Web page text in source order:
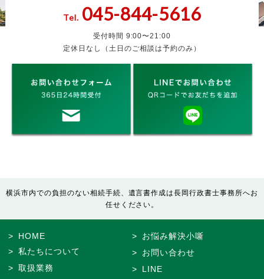
Tel. 045-844-5616
受付時間 9:00〜21:00
定休日なし（土日のご相談は予約のみ）
横浜市内での負担のない相続手続、遺言書作成は長岡行政書士事務所へお
任せください。
HOME
私たちについて
取扱業務
お悩み解決小噺
お問い合わせ
LINE